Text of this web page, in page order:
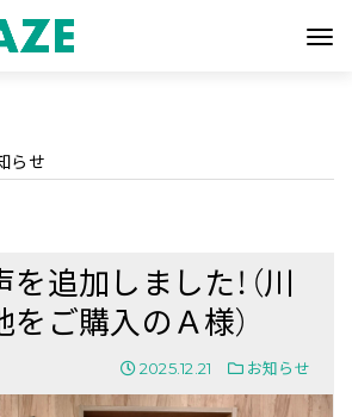
らせ
追加しました！（川
ご購入のＡ様）
2025.12.21 お知らせ